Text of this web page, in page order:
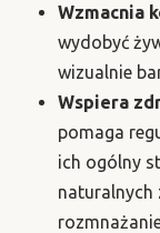
Wzmacnia
wydobyć
wizualnie
Wspiera
pomaga
ich ogólny
naturalnych